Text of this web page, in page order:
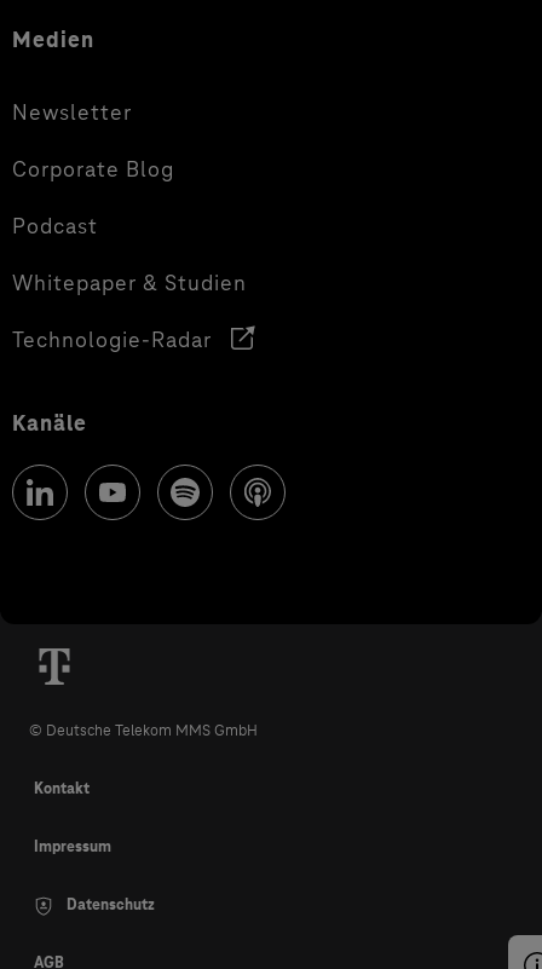
Medien
Newsletter
Corporate Blog
Podcast
Whitepaper & Studien
Technologie-Radar
Kanäle
© Deutsche Telekom MMS GmbH
Kontakt
Impressum
Datenschutz
AGB